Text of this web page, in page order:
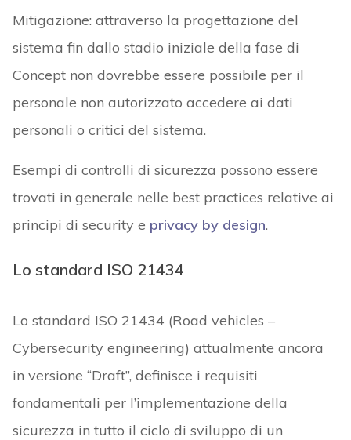
Mitigazione: attraverso la progettazione del
sistema fin dallo stadio iniziale della fase di
Concept non dovrebbe essere possibile per il
personale non autorizzato accedere ai dati
personali o critici del sistema.
Esempi di controlli di sicurezza possono essere
trovati in generale nelle best practices relative ai
principi di security e privacy by design.
Lo standard ISO 21434
Lo standard ISO 21434 (Road vehicles –
Cybersecurity engineering) attualmente ancora
in versione “Draft”, definisce i requisiti
fondamentali per l’implementazione della
sicurezza in tutto il ciclo di sviluppo di un